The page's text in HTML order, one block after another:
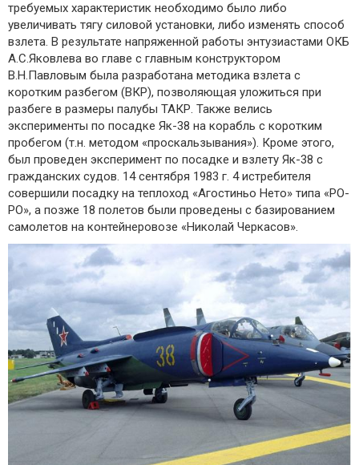
требуемых характеристик необходимо было либо
увеличивать тягу силовой установки, либо изменять способ
взлета. В результате напряженной работы энтузиастами ОКБ
А.С.Яковлева во главе с главным конструктором
В.Н.Павловым была разработана методика взлета с
коротким разбегом (ВКР), позволяющая уложиться при
разбеге в размеры палубы ТАКР. Также велись
эксперименты по посадке Як-38 на корабль с коротким
пробегом (т.н. методом «проскальзывания»). Кроме этого,
был проведен эксперимент по посадке и взлету Як-38 с
гражданских судов. 14 сентября 1983 г. 4 истребителя
совершили посадку на теплоход «Агостиньо Нето» типа «РО-
РО», а позже 18 полетов были проведены с базированием
самолетов на контейнеровозе «Николай Черкасов».